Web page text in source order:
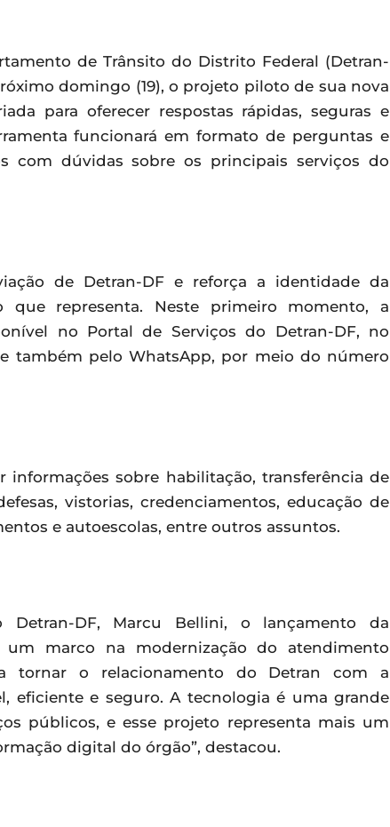
de Trânsito do Distrito Federal (Detran-
domingo (19), o projeto piloto de sua nova
para oferecer respostas rápidas, seguras e
funcionará em formato de perguntas e
com dúvidas sobre os principais serviços do
de Detran-DF e reforça a identidade da
que representa. Neste primeiro momento, a
no Portal de Serviços do Detran-DF, no
também pelo WhatsApp, por meio do número
informações sobre habilitação, transferência de
vistorias, credenciamentos, educação de
e autoescolas, entre outros assuntos.
Detran-DF, Marcu Bellini, o lançamento da
um marco na modernização do atendimento
tornar o relacionamento do Detran com a
eficiente e seguro. A tecnologia é uma grande
públicos, e esse projeto representa mais um
digital do órgão”, destacou.